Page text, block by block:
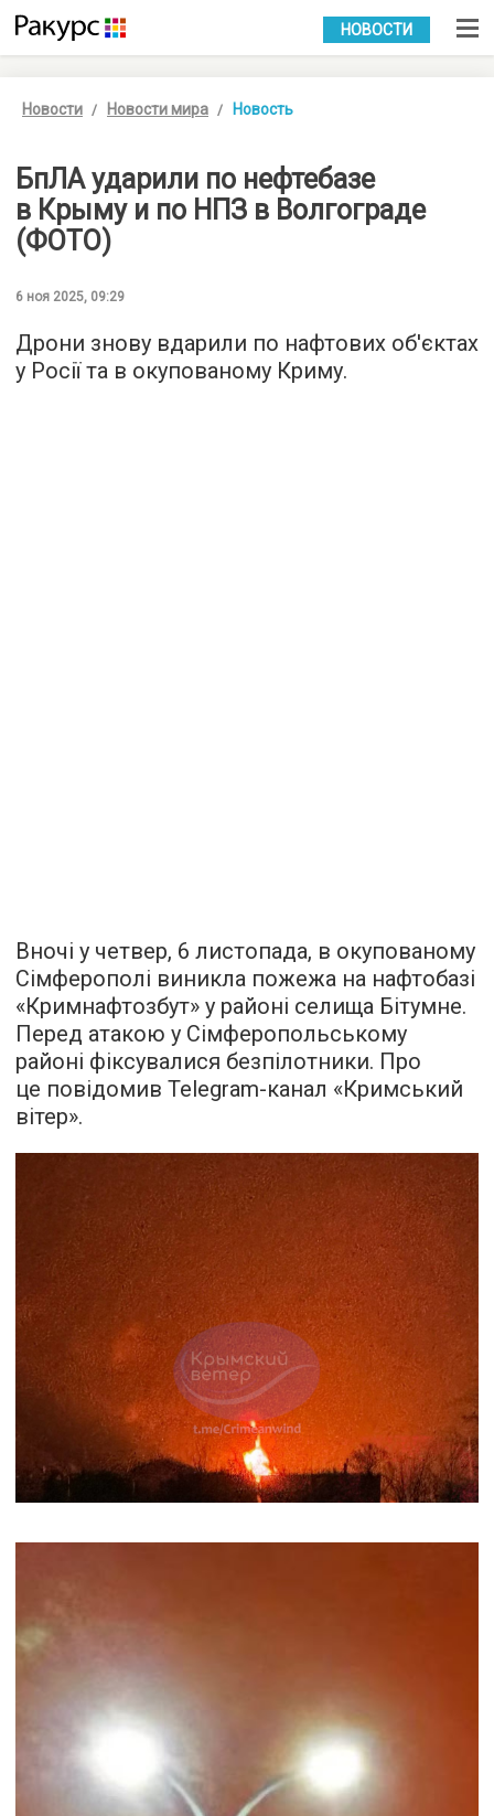
УКР РУС
НОВОСТИ
Новости Новости мира Новость
БпЛА ударили по нефтебазе
в Крыму и по НПЗ в Волгограде
(ФОТО)
6 ноя 2025, 09:29
Дрони знову вдарили по нафтових об'єктах
у Росії та в окупованому Криму.
Вночі у четвер, 6 листопада, в окупованому
Сімферополі виникла пожежа на нафтобазі
«Кримнафтозбут» у районі селища Бітумне.
Перед атакою у Сімферопольському
районі фіксувалися безпілотники. Про
це повідомив Telegram-канал «Кримський
вітер».